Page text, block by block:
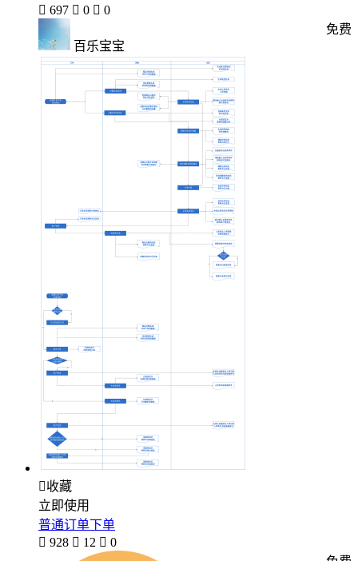
 697  0  0
百乐宝宝
免费
收藏
立即使用
普通订单下单
 928  12  0